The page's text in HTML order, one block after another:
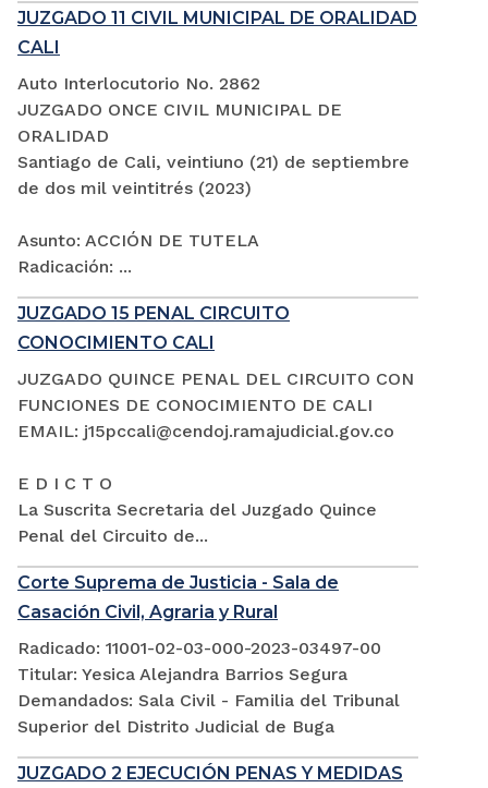
JUZGADO 11 CIVIL MUNICIPAL DE ORALIDAD
CALI
Auto Interlocutorio No. 2862
JUZGADO ONCE CIVIL MUNICIPAL DE
ORALIDAD
Santiago de Cali, veintiuno (21) de septiembre
de dos mil veintitrés (2023)
Asunto: ACCIÓN DE TUTELA
Radicación: ...
JUZGADO 15 PENAL CIRCUITO
CONOCIMIENTO CALI
JUZGADO QUINCE PENAL DEL CIRCUITO CON
FUNCIONES DE CONOCIMIENTO DE CALI
EMAIL: j15pccali@cendoj.ramajudicial.gov.co
E D I C T O
La Suscrita Secretaria del Juzgado Quince
Penal del Circuito de...
Corte Suprema de Justicia - Sala de
Casación Civil, Agraria y Rural
Radicado: 11001-02-03-000-2023-03497-00
Titular: Yesica Alejandra Barrios Segura
Demandados: Sala Civil - Familia del Tribunal
Superior del Distrito Judicial de Buga
JUZGADO 2 EJECUCIÓN PENAS Y MEDIDAS